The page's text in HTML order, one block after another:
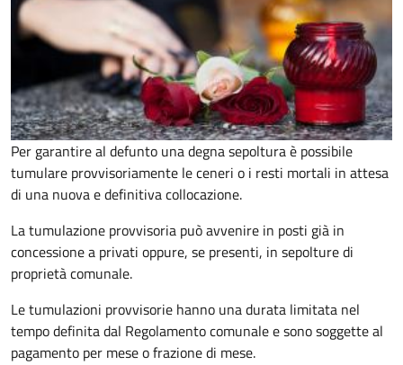
Per garantire al defunto una degna sepoltura è possibile
tumulare provvisoriamente le ceneri o i resti mortali in attesa
di una nuova e definitiva collocazione.
La tumulazione provvisoria può avvenire in posti già in
concessione a privati oppure, se presenti, in sepolture di
proprietà comunale.
Le tumulazioni provvisorie hanno una durata limitata nel
tempo definita dal Regolamento comunale e sono soggette al
pagamento per mese o frazione di mese.